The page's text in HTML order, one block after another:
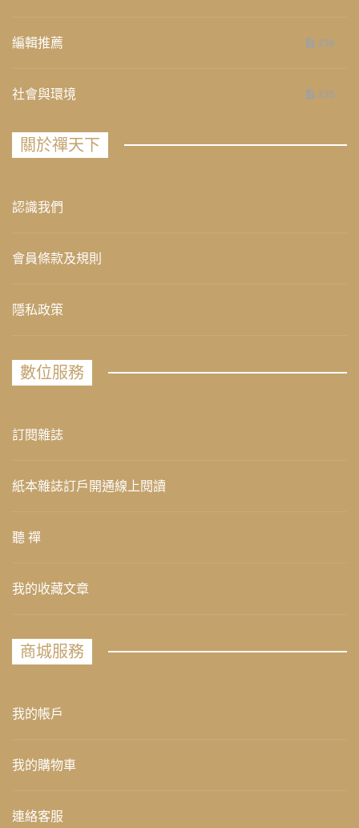
編輯推薦 236
社會與環境 235
關於禪天下
認識我們
會員條款及規則
隱私政策
數位服務
訂閱雜誌
紙本雜誌訂戶開通線上閱讀
聽 禪
我的收藏文章
商城服務
我的帳戶
我的購物車
連絡客服